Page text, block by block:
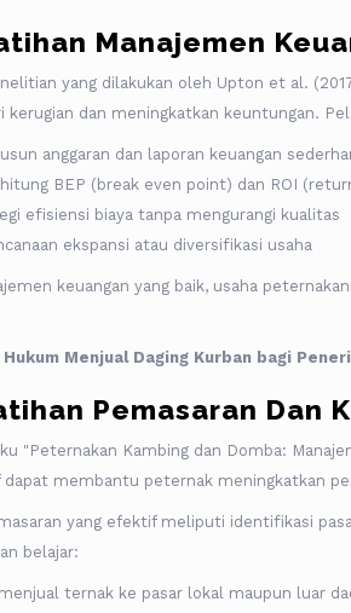
Manajemen
yang dilakukan oleh Upton et al.
kerugian dan meningkatkan keuntungan.
anggaran dan laporan keuangan
BEP (break even point) dan ROI
efisiensi biaya tanpa mengurangi kualitas
ekspansi atau diversifikasi usaha
keuangan yang baik, usaha
Hukum Menjual Daging Kurban bagi
Pemasaran Dan
"Peternakan Kambing dan Domba:
membantu peternak meningkatkan
yang efektif meliputi identifikasi
belajar:
ternak ke pasar lokal maupun luar